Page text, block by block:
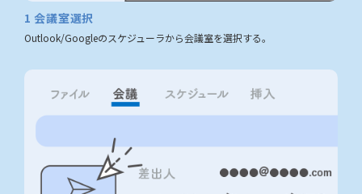
1 会議室選択
Outlook/Googleのスケジューラから会議室を選択する。